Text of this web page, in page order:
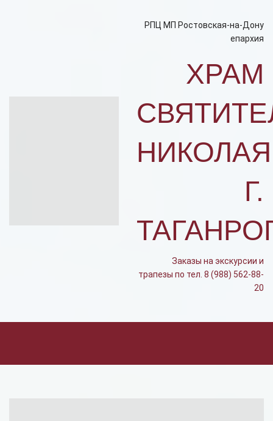
РПЦ МП Ростовская-на-Дону
епархия
ХРАМ
НИКОЛАЯ
Г.
Заказы на экскурсии и
трапезы по тел. 8 (988) 562-88-
20